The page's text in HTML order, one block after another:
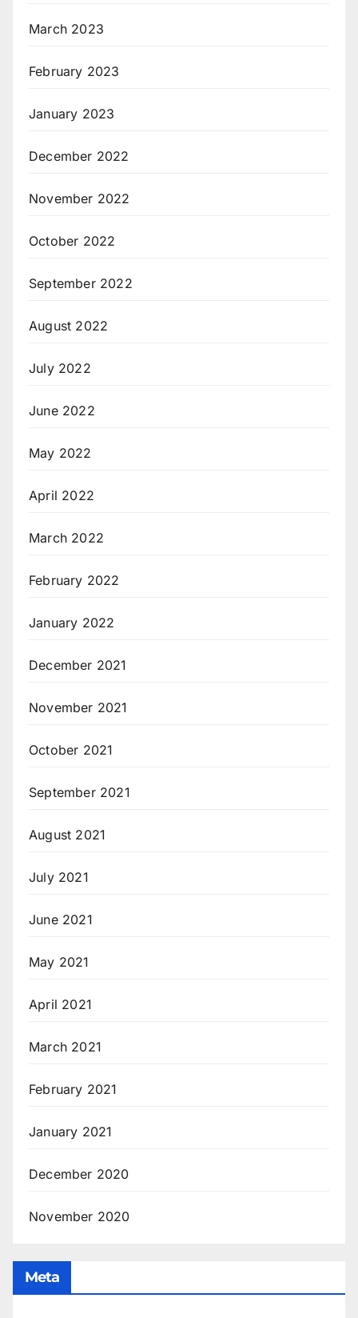
March 2023
February 2023
January 2023
December 2022
November 2022
October 2022
September 2022
August 2022
July 2022
June 2022
May 2022
April 2022
March 2022
February 2022
January 2022
December 2021
November 2021
October 2021
September 2021
August 2021
July 2021
June 2021
May 2021
April 2021
March 2021
February 2021
January 2021
December 2020
November 2020
Meta